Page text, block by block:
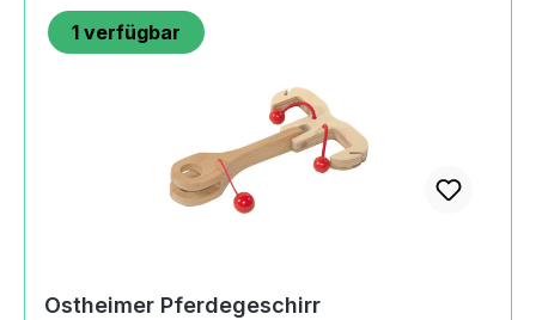
1 verfügbar
Ostheimer Pferdegeschirr